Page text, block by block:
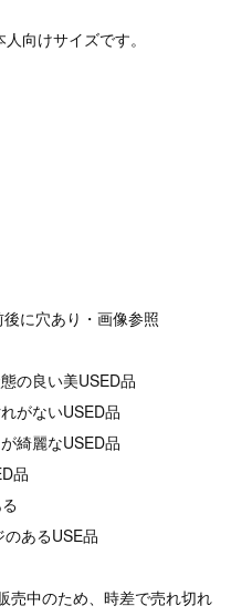
向けサイズです。
後に穴あり・画像参照
の良い美USED品
がないUSED品
綺麗なUSED品
品
あるUSE品
売中のため、時差で売れ切れ